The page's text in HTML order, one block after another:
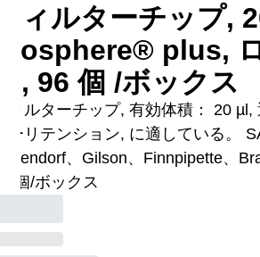
フィルターチップ,
Biosphere® plus,
ン, 96 個 /ボックス
フィルターチップ, 有効体積： 20
ローリテンション, に適している。
Eppendorf、Gilson、Finnpipette、
96 個/ボックス